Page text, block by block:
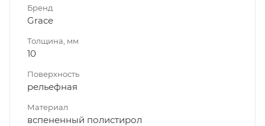
Бренд
Grace
Толщина, мм
10
Поверхность
рельефная
Материал
вспененный полистирол